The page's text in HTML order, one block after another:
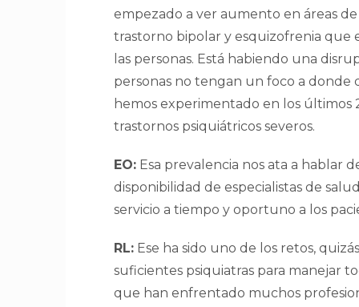
empezado a ver aumento en áreas
trastorno bipolar y esquizofrenia que
las personas. Está habiendo una
personas no tengan un foco a donde
hemos experimentado en los
trastornos psiquiátricos severos.
EO: Esa prevalencia nos ata a hablar
disponibilidad de especialistas de
servicio a tiempo y oportuno a los
RL: Ese ha sido uno de los retos,
suficientes psiquiatras para manejar
que han enfrentado muchos